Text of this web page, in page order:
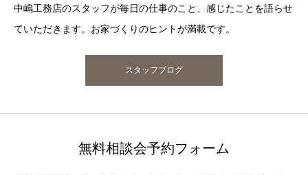
中嶋工務店のスタッフが毎日の仕事のこと、感じたことを語らせ
ていただきます。お家づくりのヒントが満載です。
スタッフブログ
無料相談会予約フォーム